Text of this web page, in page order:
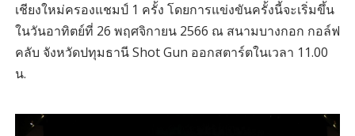
เชียงใหม่ครองแชมป์ 1 ครั้ง โดยการแข่งขันครั้งนี้จะเริ่มขึ้น
ในวันอาทิตย์ที่ 26 พฤศจิกายน 2566 ณ สนามบางกอก กอล์ฟ
คลับ จังหวัดปทุมธานี Shot Gun ออกสตาร์ตในเวลา 11.00
น.